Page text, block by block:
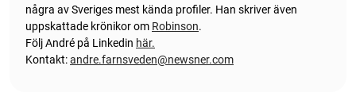
några av Sveriges mest kända profiler. Han skriver även
uppskattade krönikor om Robinson.
Följ André på Linkedin här.
Kontakt:andre.farnsveden@newsner.com